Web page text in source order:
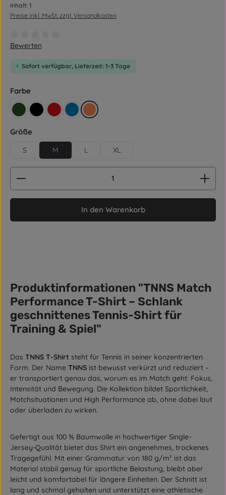
Inhalt: 1
Preise inkl. MwSt. zzgl. Versandkosten
Durchschnittliche Bewertung von 0 von 5 Sternen
Bewerten
Sofort verfügbar, Lieferzeit: 1-3 Tage
Farbe
retro grün
schwarz
rot blau orange
Größe
S M L XL
Produkt Anzahl: Gib den gewünschten Wert
In den Warenkorb
Produktinformationen "TNNS Match
Performance T-Shirt – Schlank
geschnittenes Tennis-Shirt für
Training & Spiel"
Das TNNS T-Shirt steht für Tennis in seiner konzentrierten
Form. Der Name TNNS ist bewusst verkürzt und reduziert –
er transportiert genau das, worum es im Match geht: Fokus,
Intensität und Bewegung. Die Kollektion bildet Sportlichkeit,
Matchsituationen und High Performance ab, ohne dabei laut
oder überladen zu wirken.
Gefertigt aus 100 % Baumwolle in hochwertiger Single-
Jersey-Qualität bietet das Shirt ein angenehmes, trockenes
Tragegefühl. Mit einer Grammatur von 180 g/m² ist das
Material stabil genug für sportliche Belastung, bleibt aber
leicht und komfortabel für längere Einheiten. Der Schnitt ist
lang und schmal gehalten und unterstützt eine athletische